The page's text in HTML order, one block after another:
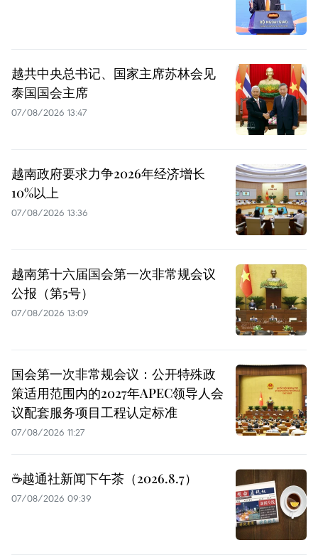
越共中央总书记、国家主席苏林会见
泰国国会主席
07/08/2026 13:47
越南政府要求力争2026年经济增长
10%以上
07/08/2026 13:36
越南第十六届国会第一次非常规会议
公报（第5号）
07/08/2026 13:09
国会第一次非常规会议：公开特殊政
策适用范围内的2027年APEC领导人会
议配套服务项目工程认定标准
07/08/2026 11:27
☕️越通社新闻下午茶（2026.8.7）
07/08/2026 09:39